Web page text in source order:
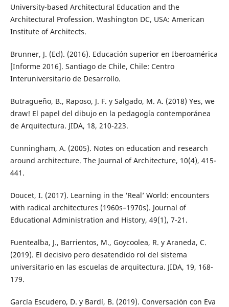
University-based Architectural Education and the
Architectural Profession. Washington DC, USA: American
Institute of Architects.
Brunner, J. (Ed). (2016). Educación superior en Iberoamérica
[Informe 2016]. Santiago de Chile, Chile: Centro
Interuniversitario de Desarrollo.
Butragueño, B., Raposo, J. F. y Salgado, M. A. (2018) Yes, we
draw! El papel del dibujo en la pedagogía contemporánea
de Arquitectura. JIDA, 18, 210-223.
Cunningham, A. (2005). Notes on education and research
around architecture. The Journal of Architecture, 10(4), 415-
441.
Doucet, I. (2017). Learning in the ‘Real’ World: encounters
with radical architectures (1960s–1970s). Journal of
Educational Administration and History, 49(1), 7-21.
Fuentealba, J., Barrientos, M., Goycoolea, R. y Araneda, C.
(2019). El decisivo pero desatendido rol del sistema
universitario en las escuelas de arquitectura. JIDA, 19, 168-
179.
García Escudero, D. y Bardí, B. (2019). Conversación con Eva